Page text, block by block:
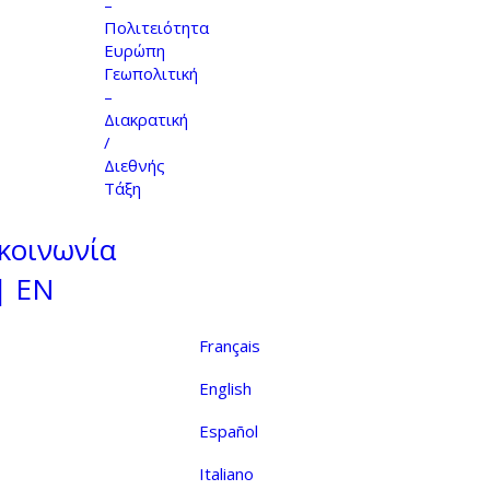
–
Πολιτειότητα
Ευρώπη
Γεωπολιτική
–
Διακρατική
/
Διεθνής
Τάξη
EN
Français
English
Español
Italiano